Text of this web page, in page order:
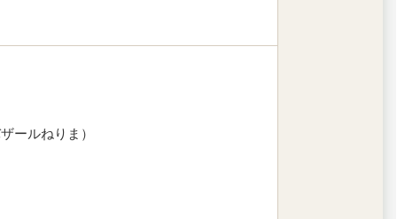
ールねりま）